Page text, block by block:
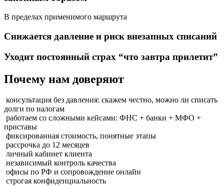
В пределах применимого маршрута
Снижается давление и риск внезапных списаний
Уходит постоянный страх “что завтра прилетит”
Почему нам доверяют
консультация без давления: скажем честно, можно ли списать
долги по налогам
работаем со сложными кейсами: ФНС + банки + МФО +
приставы
фиксированная стоимость, понятные этапы
рассрочка до 12 месяцев
личный кабинет клиента
независимый контроль качества
офисы по РФ и сопровождение онлайн
строгая конфиденциальность